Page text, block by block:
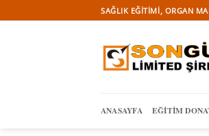
atla
SAĞLIK EĞITIMI, ORGAN
ANASAYFA EĞITIM